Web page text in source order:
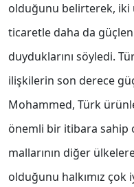
olduğunu belirterek, iki
ticaretle daha da
duyduklarını söyledi.
ilişkilerin son derece
Mohammed, Türk
önemli bir itibara
mallarının diğer
olduğunu halkımız